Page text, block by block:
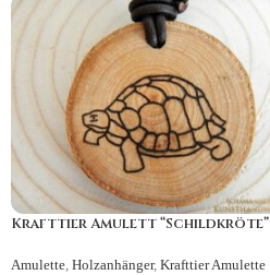
Krafttier Amulett “Schildkröte”
Amulette, Holzanhänger, Krafttier Amulette